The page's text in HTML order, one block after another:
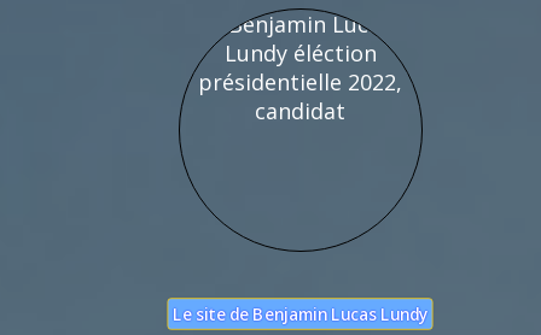
Mail :
Fonction de commentaires dédiée au débat
Pas d'insultes. Merci.
Le site de Benjamin Lucas Lundy